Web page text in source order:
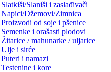
Slatkiši/Slaniši i zaslađivači
Napici/Džemovi/Zimnica
Proizvodi od soje i pšenice
Semenke i orašasti plodovi
Žitarice / mahunarke / uljarice
Ulje i sirće
Puteri i namazi
Testenine i kore